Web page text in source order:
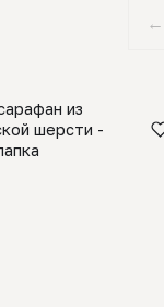
←
из
шерсти -